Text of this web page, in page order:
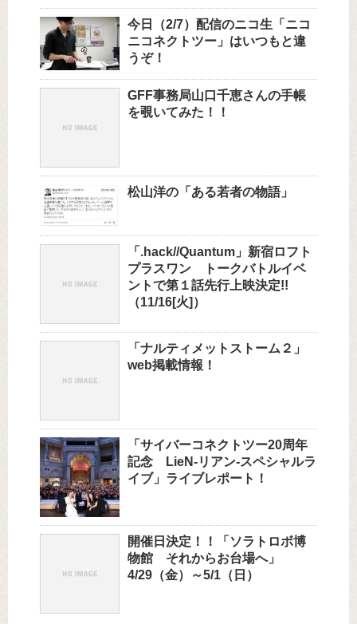
今日（2/7）配信のニコ生「ニコ
ニコネクトツー」はいつもと違
うぞ！
GFF事務局山口千恵さんの手帳
を覗いてみた！！
松山洋の「ある若者の物語」
「.hack//Quantum」新宿ロフト
プラスワン トークバトルイベ
ントで第１話先行上映決定!!
（11/16[火]）
「ナルティメットストーム２」
web掲載情報！
「サイバーコネクトツー20周年
記念 LieN-リアン-スペシャルラ
イブ」ライブレポート！
開催日決定！！「ソラトロボ博
物館 それからお台場へ」
4/29（金）～5/1（日）